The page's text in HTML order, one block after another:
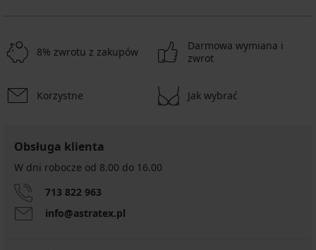
8% zwrotu z zakupów
Darmowa wymiana i
zwrot
Korzystne Jak wybrać
Obsługa klienta
W dni robocze od 8.00 do 16.00
713 822 963
info@astratex.pl